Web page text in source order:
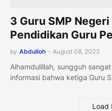
3 Guru SMP
Pendidikan Guru
by Abdulloh - August 08, 2023
Alhamdulillah, sungguh
informasi bahwa ketiga Guru
Load